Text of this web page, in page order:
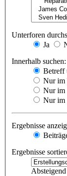
Unterforen
Ja
Innerhalb suchen:
Betreff
Nur im
Nur im
Nur im
Ergebnisse
Ergebnisse
Absteigend